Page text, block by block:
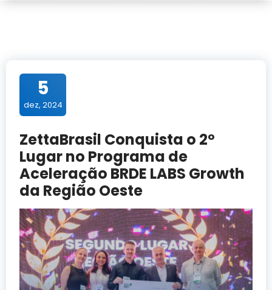
5
dez, 2024
ZettaBrasil Conquista o 2º
Lugar no Programa de
Aceleração BRDE LABS Growth
da Região Oeste